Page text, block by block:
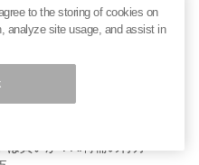
to the storing of cookies on
analyze site usage, and assist in